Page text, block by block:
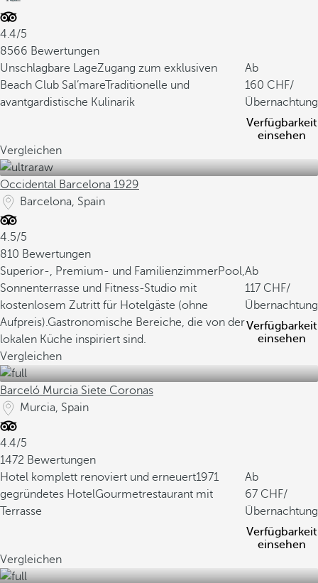
4.4/5
8566 Bewertungen
Unschlagbare LageZugang zum exklusiven
Beach Club Sal’mareTraditionelle und
avantgardistische Kulinarik
Ab
160
/
Übernachtung
Verfügbarkeit
einsehen
Vergleichen
Occidental Barcelona 1929
Barcelona, Spain
4.5/5
810 Bewertungen
Superior-, Premium- und FamilienzimmerPool,
Sonnenterrasse und Fitness-Studio mit
kostenlosem Zutritt für Hotelgäste (ohne
Aufpreis).Gastronomische Bereiche, die von der
lokalen Küche inspiriert sind.
Ab
117
/
Übernachtung
Verfügbarkeit
einsehen
Vergleichen
Barceló Murcia Siete Coronas
Murcia, Spain
4.4/5
1472 Bewertungen
Hotel komplett renoviert und erneuert1971
gegründetes HotelGourmetrestaurant mit
Terrasse
Ab
67
/
Übernachtung
Verfügbarkeit
einsehen
Vergleichen